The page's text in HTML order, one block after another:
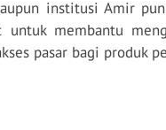
institusi Amir
untuk membantu
pasar bagi produk